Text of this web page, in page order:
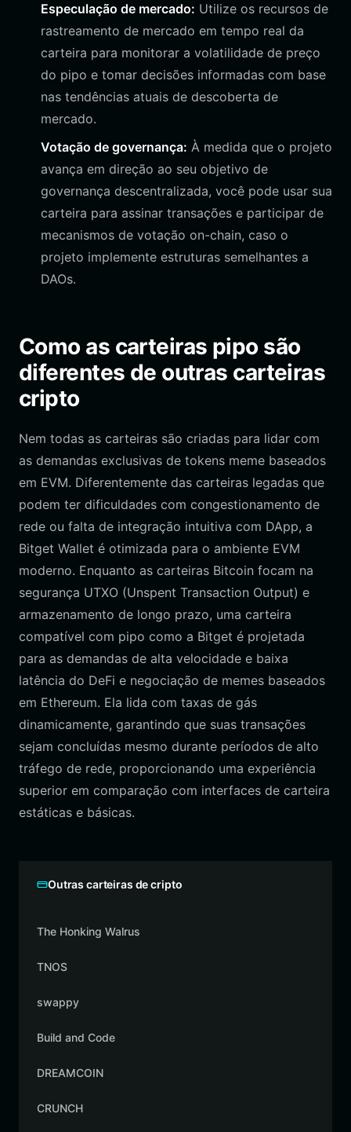
Especulação de mercado: Utilize os recursos de
rastreamento de mercado em tempo real da
carteira para monitorar a volatilidade de preço
do pipo e tomar decisões informadas com base
nas tendências atuais de descoberta de
mercado.
Votação de governança: À medida que o projeto
avança em direção ao seu objetivo de
governança descentralizada, você pode usar sua
carteira para assinar transações e participar de
mecanismos de votação on-chain, caso o
projeto implemente estruturas semelhantes a
DAOs.
Como as carteiras pipo são
diferentes de outras carteiras
cripto
Nem todas as carteiras são criadas para lidar com
as demandas exclusivas de tokens meme baseados
em EVM. Diferentemente das carteiras legadas que
podem ter dificuldades com congestionamento de
rede ou falta de integração intuitiva com DApp, a
Bitget Wallet é otimizada para o ambiente EVM
moderno. Enquanto as carteiras Bitcoin focam na
segurança UTXO (Unspent Transaction Output) e
armazenamento de longo prazo, uma carteira
compatível com pipo como a Bitget é projetada
para as demandas de alta velocidade e baixa
latência do DeFi e negociação de memes baseados
em Ethereum. Ela lida com taxas de gás
dinamicamente, garantindo que suas transações
sejam concluídas mesmo durante períodos de alto
tráfego de rede, proporcionando uma experiência
superior em comparação com interfaces de carteira
estáticas e básicas.
Outras carteiras de cripto
The Honking Walrus
TNOS
swappy
Build and Code
DREAMCOIN
CRUNCH